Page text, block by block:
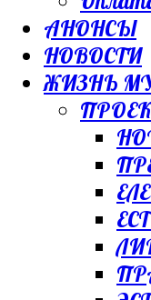
АНОНСЫ
НОВОСТИ
ЖИЗНЬ